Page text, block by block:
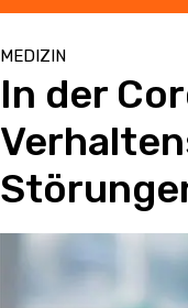
MEDIZIN
In der